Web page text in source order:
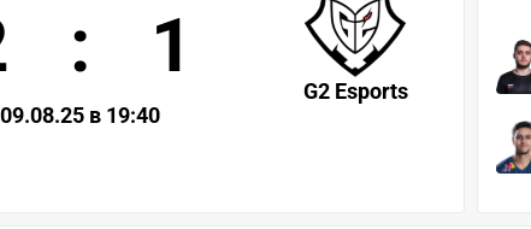
G2 Esports
: 1
09.08.25 в 19:40